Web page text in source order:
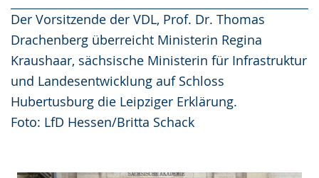
Der Vorsitzende der VDL, Prof. Dr. Thomas
Drachenberg überreicht Ministerin Regina
Kraushaar, sächsische Ministerin für Infrastruktur
und Landesentwicklung auf Schloss
Hubertusburg die Leipziger Erklärung.
Foto: LfD Hessen/Britta Schack